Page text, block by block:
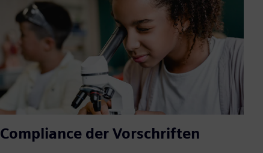
Compliance der Vorschriften